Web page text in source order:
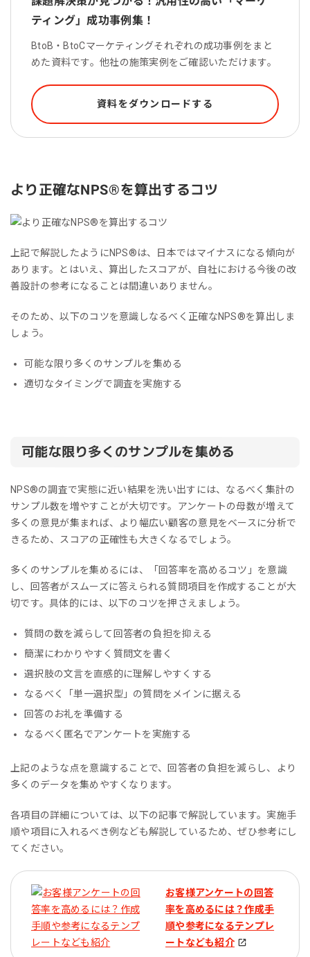
ティング」成功事例集！
BtoB・BtoCマーケティングそれぞれの成功事例をまと
めた資料です。他社の施策実例をご確認いただけます。
資料をダウンロードする
より正確なNPS®︎を算出するコツ
上記で解説したようにNPS®︎は、日本ではマイナスになる傾向が
あります。とはいえ、算出したスコアが、自社における今後の改
善設計の参考になることは間違いありません。
そのため、以下のコツを意識しなるべく正確なNPS®︎を算出しま
しょう。
可能な限り多くのサンプルを集める
適切なタイミングで調査を実施する
可能な限り多くのサンプルを集める
NPS®︎の調査で実態に近い結果を洗い出すには、なるべく集計の
サンプル数を増やすことが大切です。アンケートの母数が増えて
多くの意見が集まれば、より幅広い顧客の意見をベースに分析で
きるため、スコアの正確性も大きくなるでしょう。
多くのサンプルを集めるには、「回答率を高めるコツ」を意識
し、回答者がスムーズに答えられる質問項目を作成することが大
切です。具体的には、以下のコツを押さえましょう。
質問の数を減らして回答者の負担を抑える
簡潔にわかりやすく質問文を書く
選択肢の文言を直感的に理解しやすくする
なるべく「単一選択型」の質問をメインに据える
回答のお礼を準備する
なるべく匿名でアンケートを実施する
上記のような点を意識することで、回答者の負担を減らし、より
多くのデータを集めやすくなります。
各項目の詳細については、以下の記事で解説しています。実施手
順や項目に入れるべき例なども解説しているため、ぜひ参考にし
てください。
お客様アンケートの回答
率を高めるには？作成手
順や参考になるテンプレ
ートなども紹介